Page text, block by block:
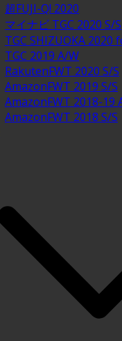
超FUJI-Q! 2020
マイナビ TGC 2020 S/S
TGC SHIZUOKA 2020
TGC 2019 A/W
RakutenFWT 2020 S/S
AmazonFWT 2019 S/S
AmazonFWT 2018-19
AmazonFWT 2018 S/S